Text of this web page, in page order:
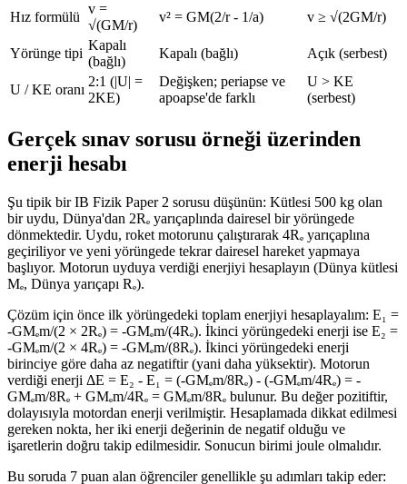
Hız formülü
v =
√(GM/r)
v² = GM(2/r - 1/a) v ≥ √(2GM/r)
Yörünge tipi
Kapalı
(bağlı)
Kapalı (bağlı) Açık (serbest)
U / KE oranı
2:1 (|U| =
2KE)
Değişken; periapse ve
apoapse'de farklı
U > KE
(serbest)
Gerçek sınav sorusu örneği üzerinden
enerji hesabı
Şu tipik bir IB Fizik Paper 2 sorusu düşünün: Kütlesi 500 kg olan
bir uydu, Dünya'dan 2Rₑ yarıçaplında dairesel bir yörüngede
dönmektedir. Uydu, roket motorunu çalıştırarak 4Rₑ yarıçaplına
geçiriliyor ve yeni yörüngede tekrar dairesel hareket yapmaya
başlıyor. Motorun uyduya verdiği enerjiyi hesaplayın (Dünya kütlesi
Mₑ, Dünya yarıçapı Rₑ).
Çözüm için önce ilk yörüngedeki toplam enerjiyi hesaplayalım: E₁ =
-GMₑm/(2 × 2Rₑ) = -GMₑm/(4Rₑ). İkinci yörüngedeki enerji ise E₂ =
-GMₑm/(2 × 4Rₑ) = -GMₑm/(8Rₑ). İkinci yörüngedeki enerji
birinciye göre daha az negatiftir (yani daha yüksektir). Motorun
verdiği enerji ΔE = E₂ - E₁ = (-GMₑm/8Rₑ) - (-GMₑm/4Rₑ) = -
GMₑm/8Rₑ + GMₑm/4Rₑ = GMₑm/8Rₑ bulunur. Bu değer pozitiftir,
dolayısıyla motordan enerji verilmiştir. Hesaplamada dikkat edilmesi
gereken nokta, her iki enerji değerinin de negatif olduğu ve
işaretlerin doğru takip edilmesidir. Sonucun birimi joule olmalıdır.
Bu soruda 7 puan alan öğrenciler genellikle şu adımları takip eder: